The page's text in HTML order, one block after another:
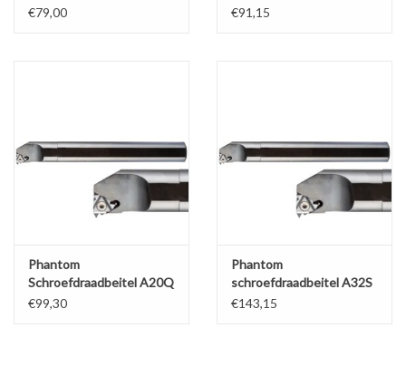
€79,00
R11 IW
€91,15
Phantom
Schroefdraadbeitel A20Q
R16 IW
€99,30
Phantom
schroefdraadbeitel A32S
R22 IW
€143,15